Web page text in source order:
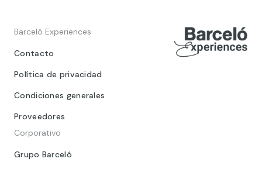
Barceló Experiences
Contacto
Política de privacidad
Condiciones generales
Proveedores
Corporativo
Grupo Barceló